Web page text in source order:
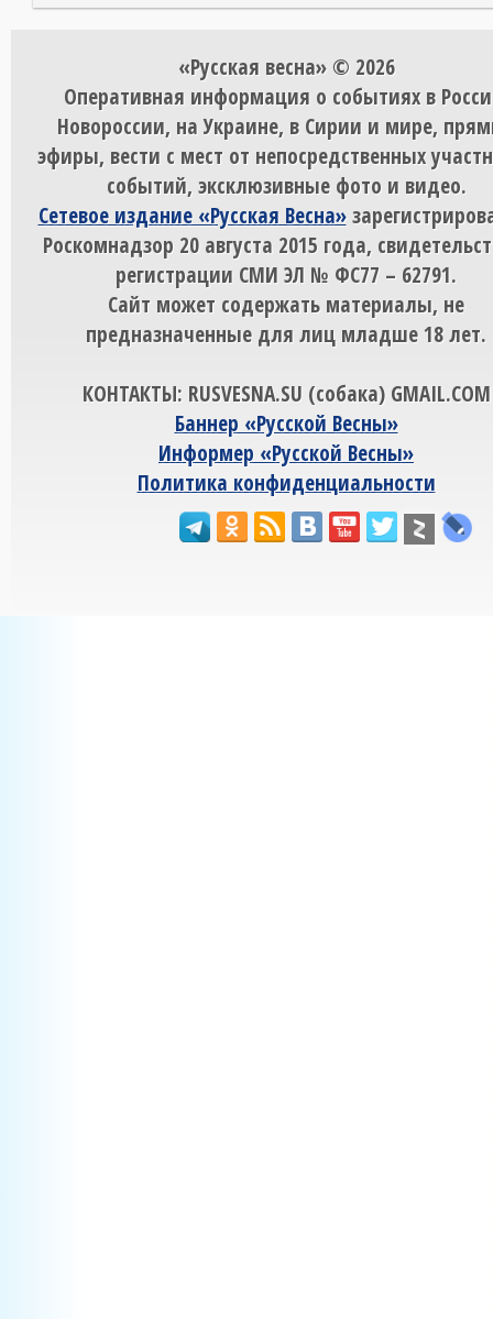
«Русская весна» © 2026
Оперативная информация о событиях в
Новороссии, на Украине, в Сирии и мире,
эфиры, вести с мест от непосредственных
событий, эксклюзивные фото и видео.
Сетевое издание «Русская Весна»
Роскомнадзор 20 августа 2015 года,
регистрации СМИ ЭЛ № ФС77 – 62791.
Сайт может содержать материалы, не
предназначенные для лиц младше 18 лет.
КОНТАКТЫ: RUSVESNA.SU (собака) GMAIL.COM
Баннер «Русской Весны»
Информер «Русской Весны»
Политика конфиденциальности